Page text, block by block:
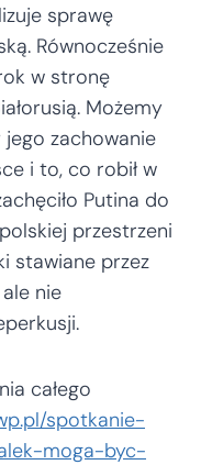
sprawę
Równocześnie
w stronę
Możemy
zachowanie
i to, co robił w
Putina do
przestrzeni
stawiane przez
nie
całego
spotkanie-
moga-byc-